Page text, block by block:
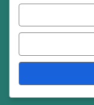
© Copyright
Travel